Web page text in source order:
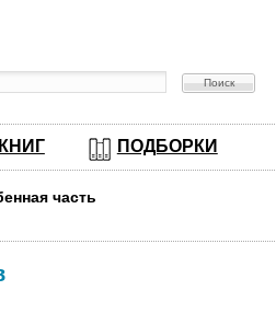
ПОДБОРКИ
часть